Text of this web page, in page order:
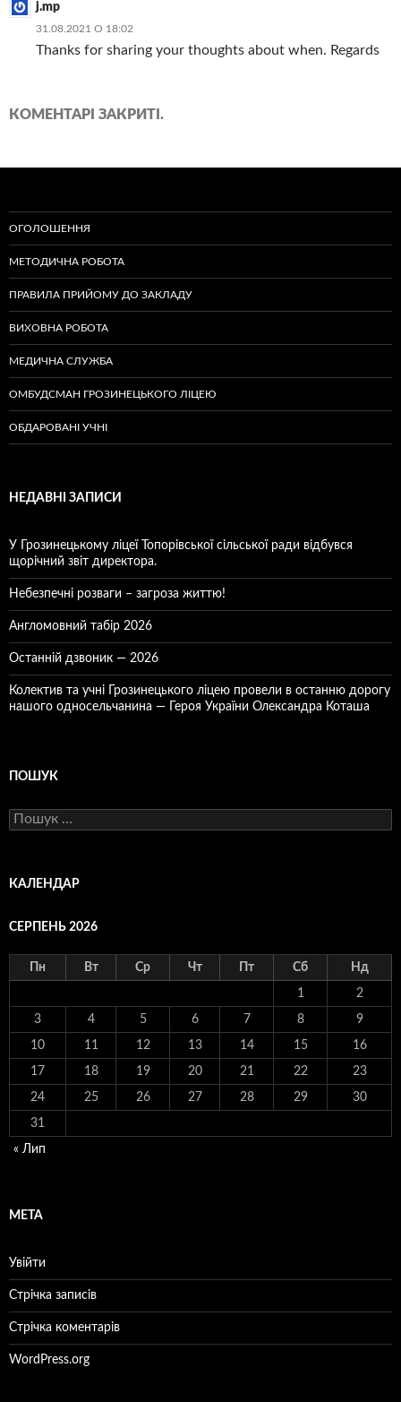
j.mp
31.08.2021 О 18:02
Thanks for sharing your thoughts about when. Regards
КОМЕНТАРІ ЗАКРИТІ.
ОГОЛОШЕННЯ
МЕТОДИЧНА РОБОТА
ПРАВИЛА ПРИЙОМУ ДО ЗАКЛАДУ
ВИХОВНА РОБОТА
МЕДИЧНА СЛУЖБА
ОМБУДСМАН ГРОЗИНЕЦЬКОГО ЛІЦЕЮ
ОБДАРОВАНІ УЧНІ
НЕДАВНІ ЗАПИСИ
У Грозинецькому ліцеї Топорівської сільської ради відбувся
щорічний звіт директора.
Небезпечні розваги – загроза життю!
Англомовний табір 2026
Останній дзвоник — 2026
Колектив та учні Грозинецького ліцею провели в останню дорогу
нашого односельчанина — Героя України Олександра Коташа
ПОШУК
Пошук:
КАЛЕНДАР
СЕРПЕНЬ 2026
Пн Вт Ср Чт Пт Сб Нд
1 2
3 4 5 6 7 8 9
10 11 12 13 14 15 16
17 18 19 20 21 22 23
24 25 26 27 28 29 30
31
« Лип
МЕТА
Увійти
Стрічка записів
Стрічка коментарів
WordPress.org